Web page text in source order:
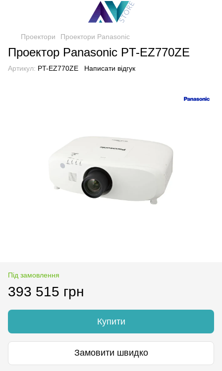
Проектори Проектори Panasonic
Проектор Panasonic PT-EZ770ZE
Артикул: PT-EZ770ZE Написати відгук
Під замовлення
393 515 грн
Купити
Замовити швидко